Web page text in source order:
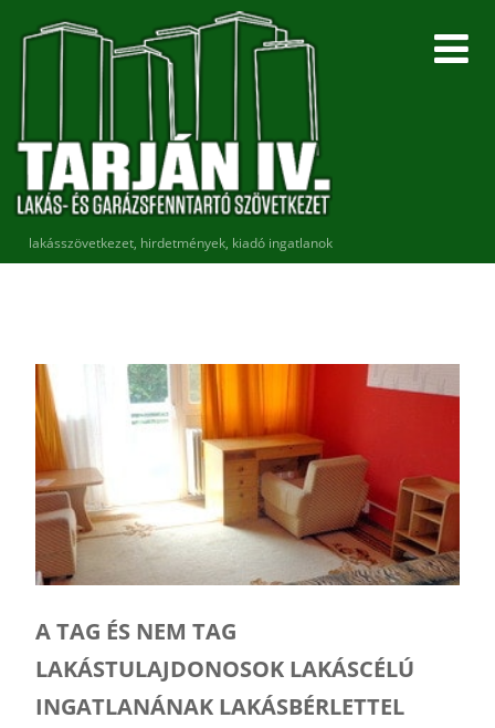
lakásszövetkezet, hirdetmények, kiadó ingatlanok
A TAG ÉS NEM TAG
LAKÁSTULAJDONOSOK LAKÁSCÉLÚ
INGATLANÁNAK LAKÁSBÉRLETTEL